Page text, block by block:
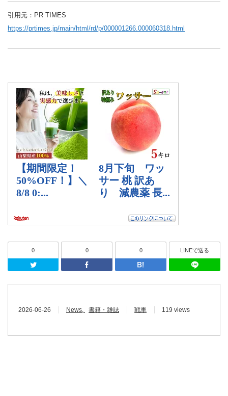
引用元：PR TIMES
https://prtimes.jp/main/html/rd/p/000001266.000060318.html
0
Twitter
0
Facebook
0
はてなブッ
LINEで送る
2026-06-26 News 書籍・雑誌 戦車 119 views